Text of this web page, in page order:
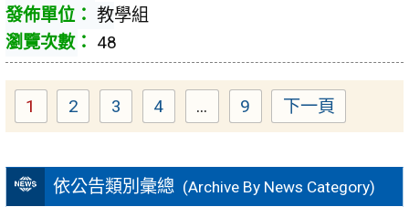
依公告類別彙總 (Archive By News Category)
教學組
48
Page
1 Page
2 Page
3 Page
4 ... Page
9 下一頁